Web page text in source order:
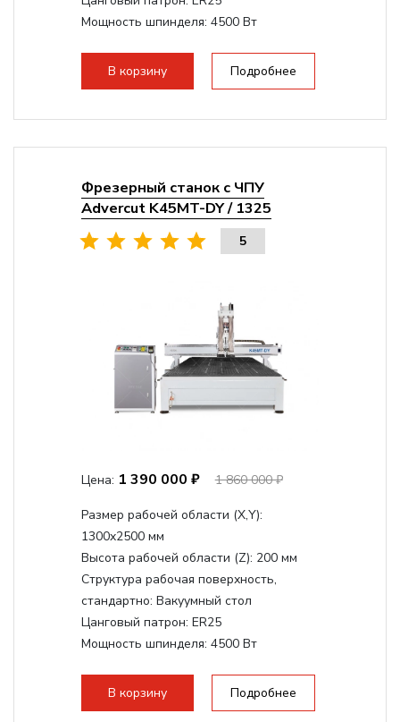
Мощность шпинделя: 4500 Вт
Мощность инвертора:
10500 Вт
В корзину Подробнее
Фрезерный станок с ЧПУ
Advercut K45MT-DY / 1325
5
Цена: 1 390 000 ₽ 1 860 000 ₽
Размер рабочей области (Х,Y):
1300x2500 мм
Высота рабочей области (Z): 200 мм
Структура рабочая поверхность,
стандартно: Вакуумный стол
Цанговый патрон: ER25
Мощность шпинделя: 4500 Вт
Мощность инвертора:
10500 Вт
В корзину Подробнее